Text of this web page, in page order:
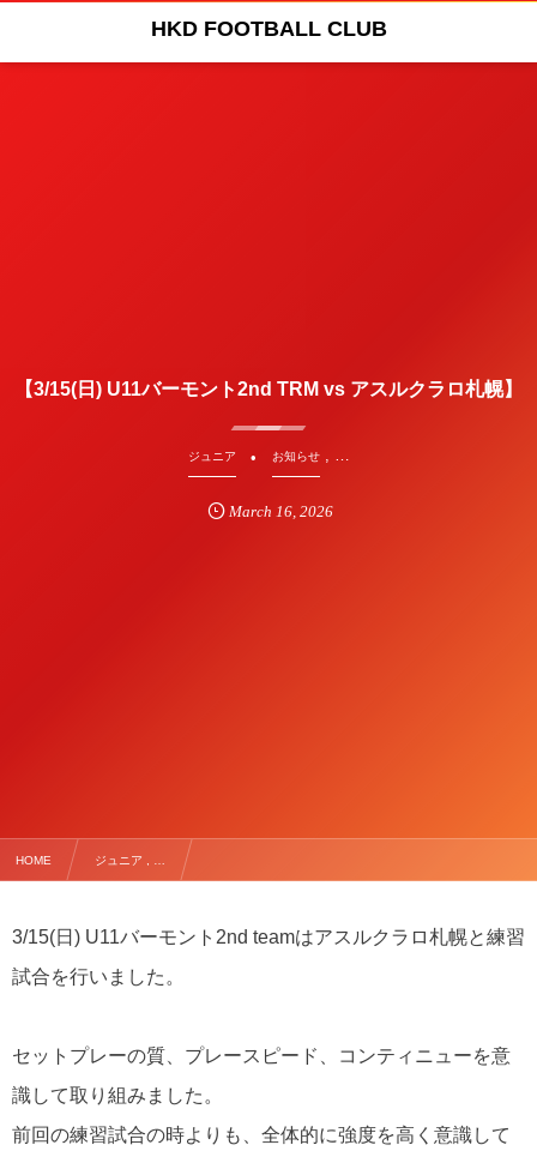
HKD FOOTBALL CLUB
【3/15(日) U11バーモント2nd TRM vs アスルクラロ札幌】
ジュニア お知らせ, …
March 16,2026
HOME ジュニア , …
3/15(日) U11バーモント2nd teamはアスルクラロ札幌と練習
試合を行いました。
セットプレーの質、プレースピード、コンティニューを意
識して取り組みました。
前回の練習試合の時よりも、全体的に強度を高く意識して